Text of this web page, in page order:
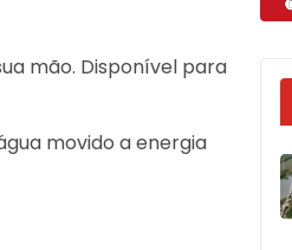
mão. Disponível para
movido a energia